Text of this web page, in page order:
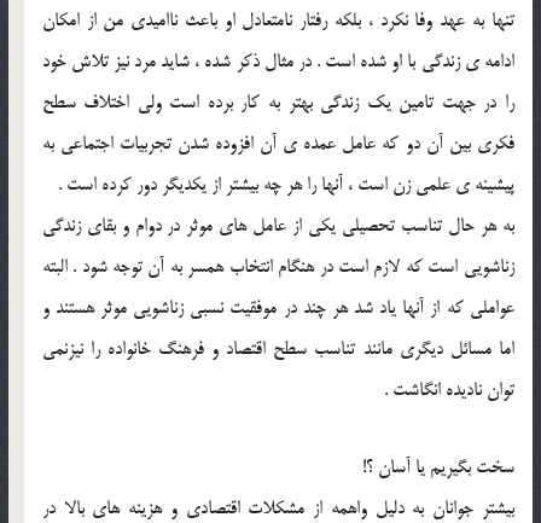
تنها به عهد وفا نکرد ، بلکه رفتار نامتعادل او باعث نااميدي من از امکان
ادامه ي زندگي با او شده است . در مثال ذکر شده ، شايد مرد نيز تلاش خود
را در جهت تامين يک زندگي بهتر به کار برده است ولي اختلاف سطح
فکري بين آن دو که عامل عمده ي آن افزوده شدن تجربيات اجتماعي به
پيشينه ي علمي زن است ، آنها را هر چه بيشتر از يکديگر دور کرده است .
به هر حال تناسب تحصيلي يکي از عامل هاي موثر در دوام و بقاي زندگي
زناشويي است که لازم است در هنگام انتخاب همسر به آن توجه شود . البته
عواملي که از آنها ياد شد هر چند در موفقيت نسبي زناشويي موثر هستند و
اما مسائل ديگري مانند تناسب سطح اقتصاد و فرهنگ خانواده را نيزنمي
توان ناديده انگاشت .
سخت بگيريم يا آسان ؟!
بيشتر جوانان به دليل واهمه از مشکلات اقتصادي و هزينه هاي بالا در